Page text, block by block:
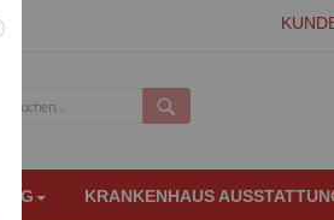
KRANKENHAUS